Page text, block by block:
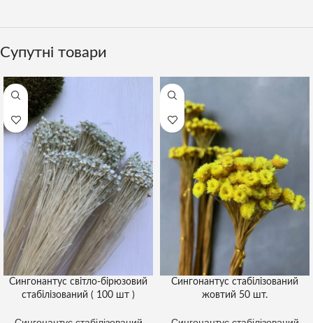
Супутні товари
Сингонантус світло-бірюзовий
стабілізований ( 100 шт )
Сингонантус стабілізований
жовтий 50 шт.